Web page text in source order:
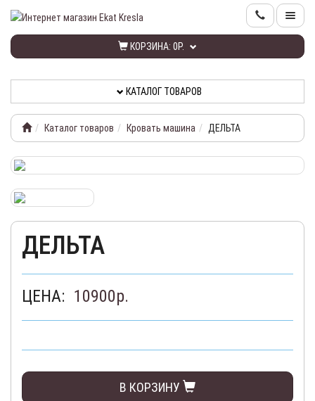
КОРЗИНА: 0Р.
КАТАЛОГ
ИНФОРМАЦИЯ
РАСПРОДАЖА
НОВИНКИ
КАБИНЕТ
КАТАЛОГ ТОВАРОВ
Каталог товаров Кровать машина ДЕЛЬТА
ДЕЛЬТА
ЦЕНА: 10900р.
В КОРЗИНУ